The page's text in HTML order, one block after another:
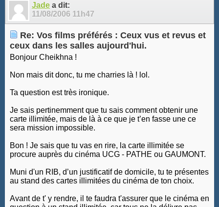
Jade a dit:
11/08/2006 11h47
Re: Vos films préférés : Ceux vus et revus et
ceux dans les salles aujourd'hui.
Bonjour Cheikhna !
Non mais dit donc, tu me charries là ! lol.
Ta question est très ironique.
Je sais pertinemment que tu sais comment obtenir une
carte illimitée, mais de là à ce que je t’en fasse une ce
sera mission impossible.
Bon ! Je sais que tu vas en rire, la carte illimitée se
procure auprès du cinéma UCG - PATHE ou GAUMONT.
Muni d'un RIB, d’un justificatif de domicile, tu te présentes
au stand des cartes illimitées du cinéma de ton choix.
Avant de t' y rendre, il te faudra t'assurer que le cinéma en